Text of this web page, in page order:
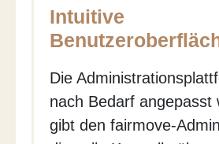
Intuitive
Die
nach Bedarf angepasst
gibt den fairmove-